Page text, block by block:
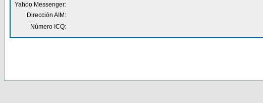
Yahoo Messenger:
Dirección AIM:
Número ICQ: